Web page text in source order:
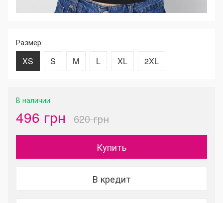
Размер
XS S M L XL 2XL
В наличии
496 грн 620 грн
Купить
В кредит